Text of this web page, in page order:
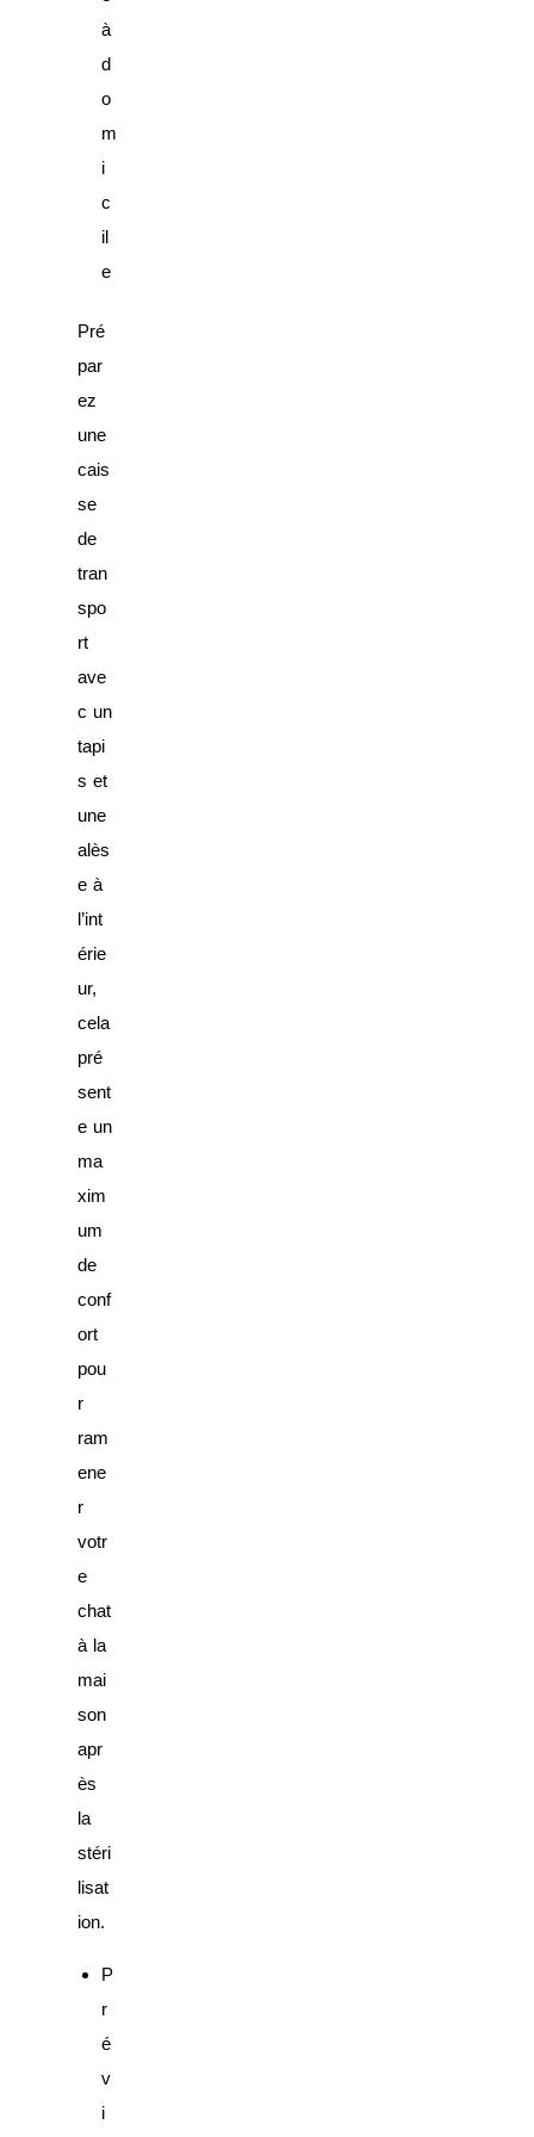
à
d
o
m
i
c
il
e
Pré
par
ez
une
cais
se
de
tran
spo
rt
ave
c un
tapi
s et
une
alès
e à
l’int
érie
ur,
cela
pré
sent
e un
ma
xim
um
de
conf
ort
pou
r
ram
ene
r
votr
e
chat
à la
mai
son
apr
ès
la
stéri
lisat
ion.
P
r
é
v
i